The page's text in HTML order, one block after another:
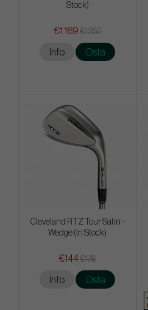
Stock)
€1 169 €1 350
Info Osta
Cleveland RTZ Tour Satin -
Wedge (In Stock)
€144€178
Info Osta